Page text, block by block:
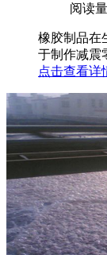
阅读
橡胶制品在
于制作减震
点击查看详